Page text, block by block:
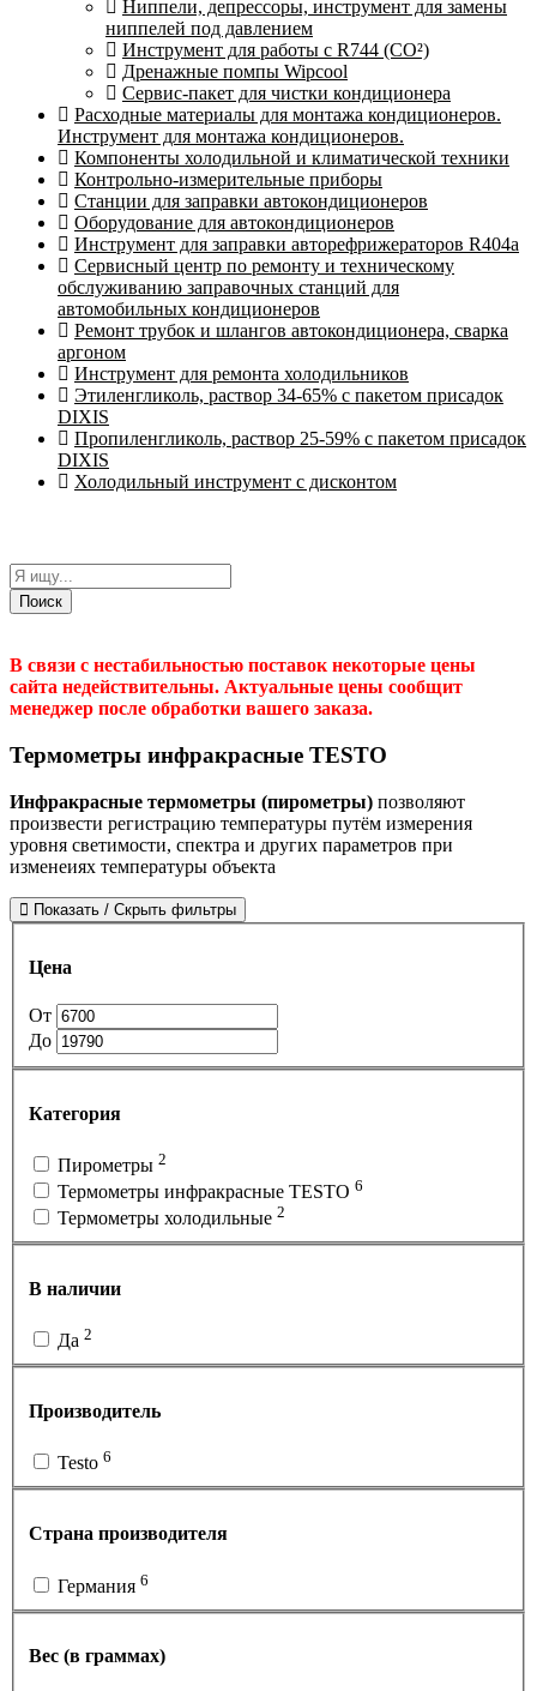
Ниппели, депрессоры, инструмент для замены
ниппелей под давлением
Инструмент для работы с R744 (CO²)
Дренажные помпы Wipcool
Сервис-пакет для чистки кондиционера
Расходные материалы для монтажа кондиционеров.
Инструмент для монтажа кондиционеров.
Компоненты холодильной и климатической техники
Контрольно-измерительные приборы
Станции для заправки автокондиционеров
Оборудование для автокондиционеров
Инструмент для заправки авторефрижераторов R404a
Сервисный центр по ремонту и техническому
обслуживанию заправочных станций для
автомобильных кондиционеров
Ремонт трубок и шлангов автокондиционера, сварка
аргоном
Инструмент для ремонта холодильников
Этиленгликоль, раствор 34-65% с пакетом присадок
DIXIS
Пропиленгликоль, раствор 25-59% с пакетом присадок
DIXIS
Холодильный инструмент с дисконтом
Поиск
В связи с нестабильностью поставок некоторые цены
сайта недействительны. Актуальные цены сообщит
менеджер после обработки вашего заказа.
Термометры инфракрасные TESTO
Инфракрасные термометры (пирометры) позволяют
произвести регистрацию температуры путём измерения
уровня светимости, спектра и других параметров при
изменеиях температуры объекта
Показать / Скрыть фильтры
Цена
От
До
Категория
Пирометры 2
Термометры инфракрасные TESTO 6
Термометры холодильные 2
В наличии
Да 2
Производитель
Testo 6
Страна производителя
Германия 6
Вес (в граммах)